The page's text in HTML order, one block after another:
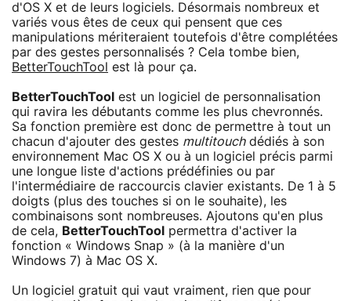
d'OS X et de leurs logiciels. Désormais nombreux et
variés vous êtes de ceux qui pensent que ces
manipulations mériteraient toutefois d'être complétées
par des gestes personnalisés ? Cela tombe bien,
BetterTouchTool
est là pour ça.
BetterTouchTool est un logiciel de personnalisation
qui ravira les débutants comme les plus chevronnés.
Sa fonction première est donc de permettre à tout un
chacun d'ajouter des gestes multitouchdédiés à son
environnement Mac OS X ou à un logiciel précis parmi
une longue liste d'actions prédéfinies ou par
l'intermédiaire de raccourcis clavier existants. De 1 à 5
doigts (plus des touches si on le souhaite), les
combinaisons sont nombreuses. Ajoutons qu'en plus
de cela, BetterTouchTool
permettra d'activer la
fonction « Windows Snap » (à la manière d'un
Windows 7) à Mac OS X.
Un logiciel gratuit qui vaut vraiment, rien que pour